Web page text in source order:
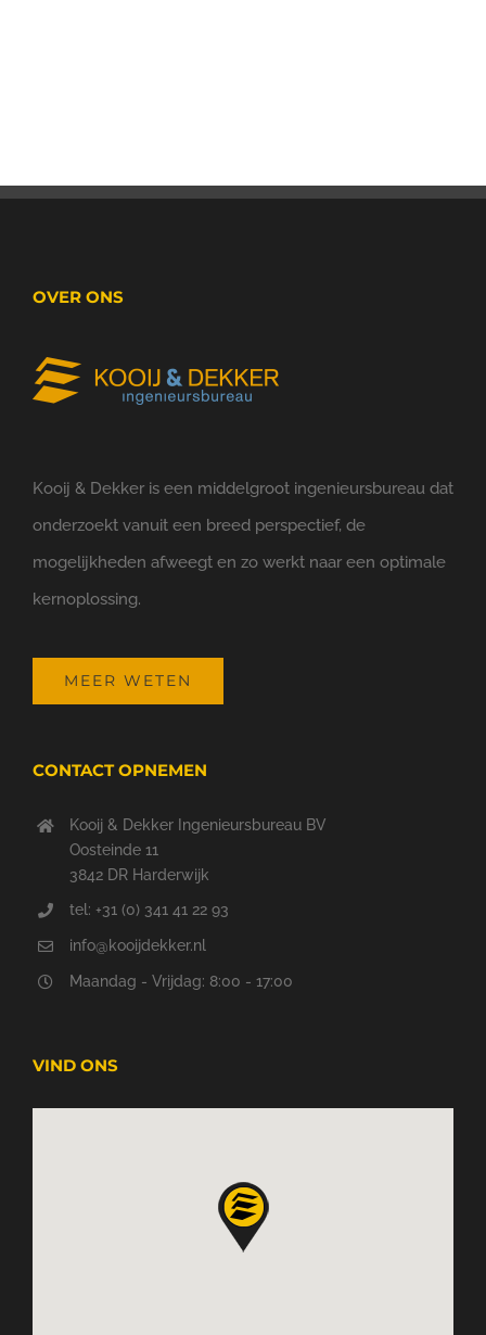
OVER ONS
Kooij & Dekker is een middelgroot ingenieursbureau dat
onderzoekt vanuit een breed perspectief, de
mogelijkheden afweegt en zo werkt naar een optimale
kernoplossing.
MEER WETEN
CONTACT OPNEMEN
Kooij & Dekker Ingenieursbureau BV
Oosteinde 11
3842 DR Harderwijk
tel: +31 (0) 341 41 22 93
info@kooijdekker.nl
Maandag - Vrijdag: 8:00 - 17:00
VIND ONS